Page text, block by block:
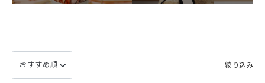
絞り込み